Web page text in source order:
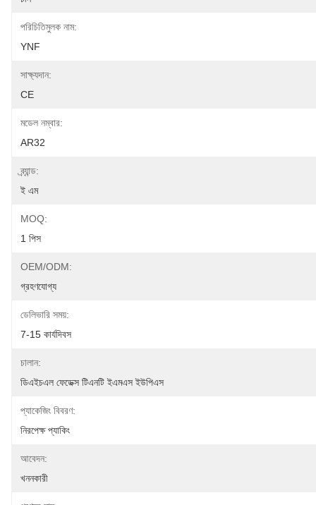
পরিচিতিমুলক নাম:
YNF
সাক্ষ্যদান:
CE
মডেল নম্বার:
AR32
ব্র্যান্ড:
ই এম
MOQ:
1 পিস
OEM/ODM:
গ্রহণযোগ্য
ডেলিভারি সময়:
7-15 কার্যদিবস
চালান:
ডিএইচএল ফেডেক্স টিএনটি ইএমএস ইউপিএস
প্যাকেজিং বিবরণ:
নিরপেক্ষ প্যাকিং
আবেদন:
খননকারী